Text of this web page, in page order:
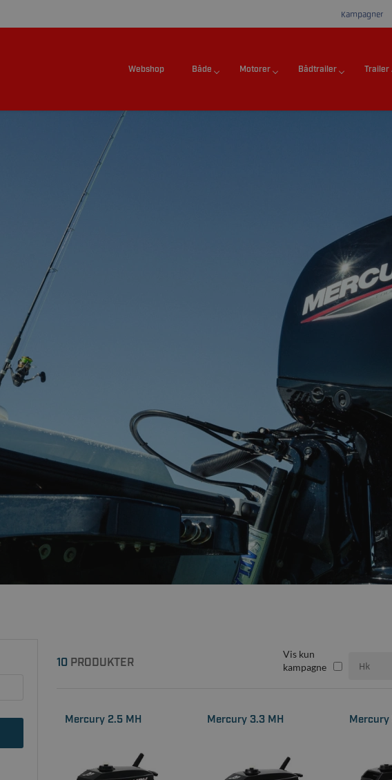
Kampagner
Webshop Både Motorer Bådtrailer Trailer
10 PRODUKTER
Vis kun
kampagne
Mercury 2.5 MH Mercury 3.3 MH Mercury